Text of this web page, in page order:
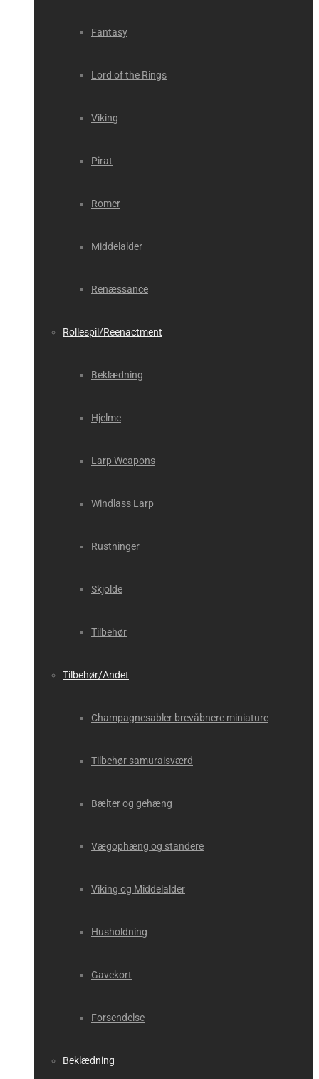
Fantasy
Lord of the Rings
Viking
Pirat
Romer
Middelalder
Renæssance
Rollespil/Reenactment
Beklædning
Hjelme
Larp Weapons
Windlass Larp
Rustninger
Skjolde
Tilbehør
Tilbehør/Andet
Champagnesabler brevåbnere miniature
Tilbehør samuraisværd
Bælter og gehæng
Vægophæng og standere
Viking og Middelalder
Husholdning
Gavekort
Forsendelse
Beklædning